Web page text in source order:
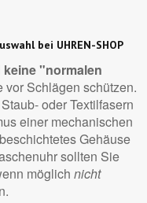
bei UHREN-SHOP
"normalen
Schlägen schützen.
oder Textilfasern
einer mechanischen
Gehäuse
sollten Sie
möglich nicht